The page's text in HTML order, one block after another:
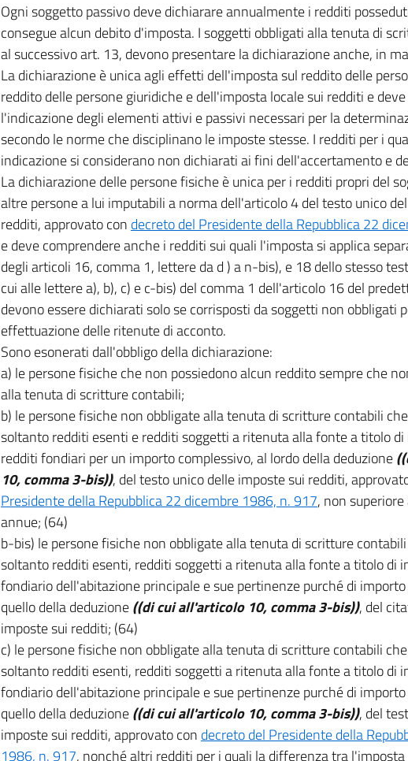
Ogni soggetto passivo deve dichiarare annualmente i redditi
consegue alcun debito d'imposta. I soggetti obbligati alla tenuta di
al successivo art. 13, devono presentare la dichiarazione anche, in
La dichiarazione è unica agli effetti dell'imposta sul reddito delle
reddito delle persone giuridiche e dell'imposta locale sui redditi e
l'indicazione degli elementi attivi e passivi necessari per la
secondo le norme che disciplinano le imposte stesse. I redditi per i
indicazione si considerano non dichiarati ai fini dell'accertamento e
La dichiarazione delle persone fisiche è unica per i redditi propri del
altre persone a lui imputabili a norma dell'articolo 4 del testo unico
redditi, approvato con decreto del Presidente della Repubblica 22
e deve comprendere anche i redditi sui quali l'imposta si applica
degli articoli 16, comma 1, lettere da d ) a n-bis), e 18 dello stesso
cui alle lettere a), b), c) e c-bis) del comma 1 dell'articolo 16 del
devono essere dichiarati solo se corrisposti da soggetti non obbligati
effettuazione delle ritenute di acconto.
Sono esonerati dall'obbligo della dichiarazione:
a) le persone fisiche che non possiedono alcun reddito sempre che
alla tenuta di scritture contabili;
b) le persone fisiche non obbligate alla tenuta di scritture contabili
soltanto redditi esenti e redditi soggetti a ritenuta alla fonte a titolo
redditi fondiari per un importo complessivo, al lordo della deduzione
10, comma 3-bis)), del testo unico delle imposte sui redditi,
Presidente della Repubblica 22 dicembre 1986, n. 917, non
annue; (64)
b-bis) le persone fisiche non obbligate alla tenuta di scritture
soltanto redditi esenti, redditi soggetti a ritenuta alla fonte a titolo di
fondiario dell'abitazione principale e sue pertinenze purché di
quello della deduzione((di cui all'articolo 10, comma 3-bis)), del
imposte sui redditi; (64)
c) le persone fisiche non obbligate alla tenuta di scritture contabili
soltanto redditi esenti, redditi soggetti a ritenuta alla fonte a titolo di
fondiario dell'abitazione principale e sue pertinenze purché di
quello della deduzione((di cui all'articolo 10, comma 3-bis)), del
imposte sui redditi, approvato con decreto del Presidente della
1986, n. 917, nonché altri redditi per i quali la differenza tra